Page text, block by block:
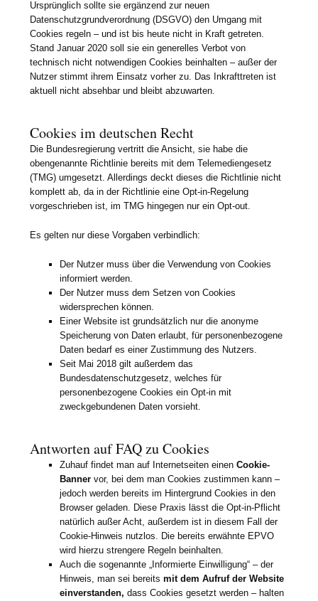
Ursprünglich sollte sie ergänzend zur neuen
Datenschutzgrundverordnung (DSGVO) den Umgang mit
Cookies regeln – und ist bis heute nicht in Kraft getreten.
Stand Januar 2020 soll sie ein generelles Verbot von
technisch nicht notwendigen Cookies beinhalten – außer der
Nutzer stimmt ihrem Einsatz vorher zu. Das Inkrafttreten ist
aktuell nicht absehbar und bleibt abzuwarten.
Cookies im deutschen Recht
Die Bundesregierung vertritt die Ansicht, sie habe die
obengenannte Richtlinie bereits mit dem Telemediengesetz
(TMG) umgesetzt. Allerdings deckt dieses die Richtlinie nicht
komplett ab, da in der Richtlinie eine Opt-in-Regelung
vorgeschrieben ist, im TMG hingegen nur ein Opt-out.
Es gelten nur diese Vorgaben verbindlich:
Der Nutzer muss über die Verwendung von Cookies
informiert werden.
Der Nutzer muss dem Setzen von Cookies
widersprechen können.
Einer Website ist grundsätzlich nur die anonyme
Speicherung von Daten erlaubt, für personenbezogene
Daten bedarf es einer Zustimmung des Nutzers.
Seit Mai 2018 gilt außerdem das
Bundesdatenschutzgesetz, welches für
personenbezogene Cookies ein Opt-in mit
zweckgebundenen Daten vorsieht.
Antworten auf FAQ zu Cookies
Zuhauf findet man auf Internetseiten einenCookie-
Bannervor, bei dem man Cookies zustimmen kann –
jedoch werden bereits im Hintergrund Cookies in den
Browser geladen. Diese Praxis lässt die Opt-in-Pflicht
natürlich außer Acht, außerdem ist in diesem Fall der
Cookie-Hinweis nutzlos. Die bereits erwähnte EPVO
wird hierzu strengere Regeln beinhalten.
Auch die sogenannte „Informierte Einwilligung“ – der
Hinweis, man sei bereitsmit dem Aufruf der Website
einverstanden,dass Cookies gesetzt werden – halten